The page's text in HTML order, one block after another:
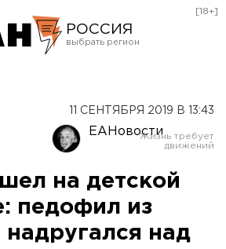
РОССИЯ
Оренбург
[18+]
11 СЕНТЯБРЯ 2019 В 13:43
ЕАНовости
на детской
педофил из
надругался над